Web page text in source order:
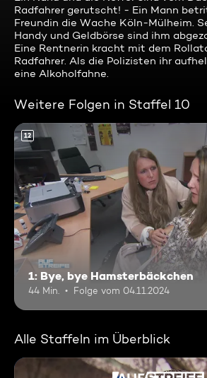
Radfahrer gerutscht! - Ein Mann
Freundin die Wache Köln-Mülheim.
Handy und Geldbörse sind ihm
Eine Rentnerin kracht mit dem
Radfahrer. Als die Polizisten ihr
eine Alkoholfahne.
Weitere Folgen in Staffel 10
12
1: Bye, bye Hamsterbäckchen
44 Min. Folge vom 04.11.2024
Alle Staffeln im Überblick